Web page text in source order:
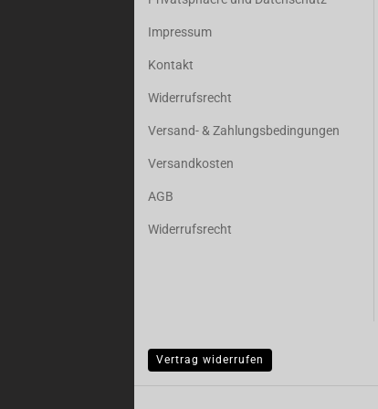
Impressum
Kontakt
Widerrufsrecht
Versand- & Zahlungsbedingungen
Versandkosten
AGB
Widerrufsrecht
Vertrag widerrufen